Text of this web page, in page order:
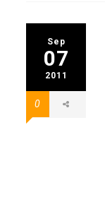
Sep
07
2011
0